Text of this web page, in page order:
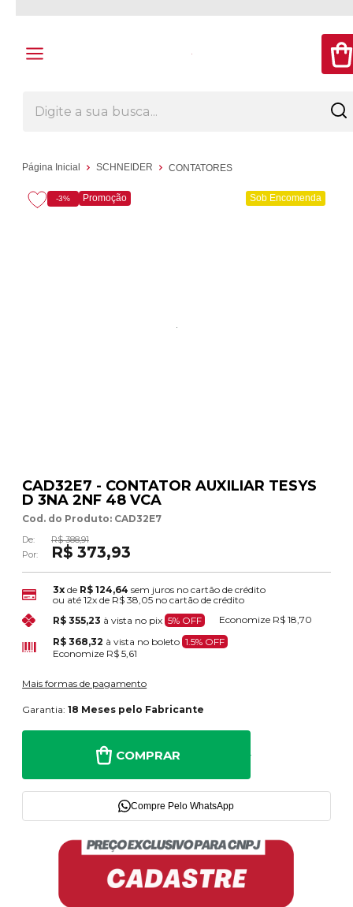
Página Inicial SCHNEIDER CONTATORES
-3% Promoção Sob Encomenda
CAD32E7 - CONTATOR AUXILIAR TESYS
D 3NA 2NF 48 VCA
Cod. do Produto: CAD32E7
De:
R$ 388,91
Por:
R$ 373,93
3x de R$ 124,64 sem juros no cartão de crédito
ou até12x de R$ 38,05 no cartão de crédito
R$ 355,23 à vista no pix 5% OFF Economize R$ 18,70
R$ 368,32 à vista no boleto 1.5% OFF
Economize R$ 5,61
Mais formas de pagamento
Garantia:18 Meses pelo Fabricante
COMPRAR
Compre Pelo WhatsApp